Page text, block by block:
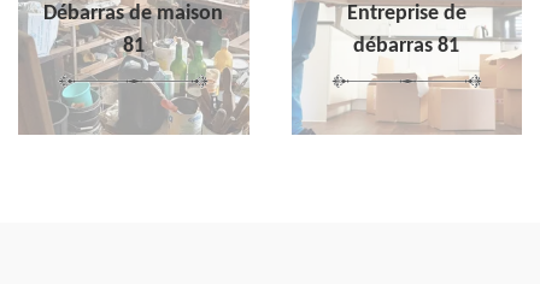
Débarras de maison
81
Entreprise de
débarras 81